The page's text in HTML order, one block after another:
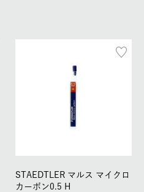
STAEDTLER マルス マイクロ
カーボン0.5 H